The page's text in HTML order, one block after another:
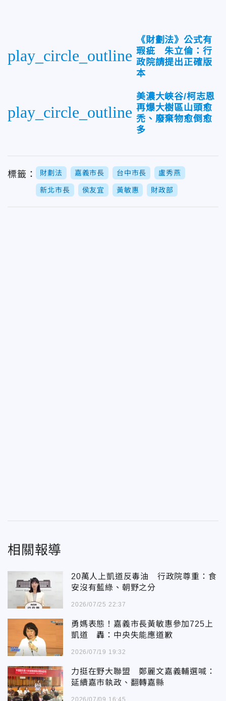
play_circle_outline
《財劃法》公式有
瑕疵 朱立倫：行
政院請提出正確版
本
play_circle_outline
美濃大峽谷/柯志恩
再爆大樹區山頭愈
禿、廢棄物愈倒愈
多
標籤： 財劃法 嘉義市長 台中市長 盧秀燕
新北市長 侯友宜 黃敏惠 財政部
相關報導
20萬人上凱道反毒油 行政院尊重：食
安沒有藍綠、朝野之分
2026/07/25 22:37
勇媽表態！嘉義市長黃敏惠參加725上
凱道 轟：中央失能應道歉
2026/07/19 19:32
力挺在野大聯盟 鄭麗文嘉義輔選喊：
延續嘉市執政、翻轉嘉縣
2026/07/09 16:45